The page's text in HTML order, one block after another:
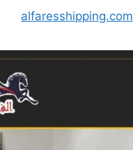
alfaresshipping.com